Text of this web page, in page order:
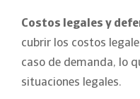
Costos legales y
cubrir los costos
caso de demanda, lo
situaciones legales.